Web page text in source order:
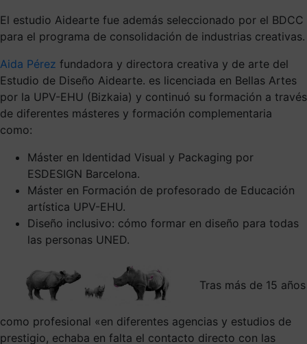
El estudio Aidearte fue además seleccionado por el BDCC
para el programa de consolidación de industrias creativas.
Aida Pérez fundadora y directora creativa y de arte del
Estudio de Diseño Aidearte. es licenciada en Bellas Artes
por la UPV-EHU (Bizkaia) y continuó su formación a través
de diferentes másteres y formación complementaria
como:
Máster en Identidad Visual y Packaging por
ESDESIGN Barcelona.
Máster en Formación de profesorado de Educación
artística UPV-EHU.
Diseño inclusivo: cómo formar en diseño para todas
las personas UNED.
Tras más de 15 años
como profesional «en diferentes agencias y estudios de
prestigio, echaba en falta el contacto directo con las